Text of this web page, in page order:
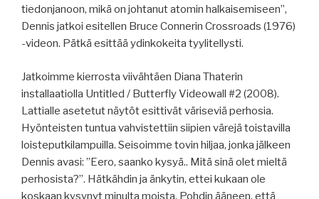
tiedonjanoon, mikä on johtanut atomin halkaisemiseen”,
Dennis jatkoi esitellen Bruce Connerin Crossroads (1976)
-videon. Pätkä esittää ydinkokeita tyylitellysti.
Jatkoimme kierrosta viivähtäen Diana Thaterin
installaatiolla Untitled / Butterfly Videowall #2 (2008).
Lattialle asetetut näytöt esittivät väriseviä perhosia.
Hyönteisten tuntua vahvistettiin siipien värejä toistavilla
loisteputkilampuilla. Seisoimme tovin hiljaa, jonka jälkeen
Dennis avasi: ”Eero, saanko kysyä.. Mitä sinä olet mieltä
perhosista?”. Hätkähdin ja änkytin, ettei kukaan ole
koskaan kysynyt minulta moista. Pohdin ääneen, että